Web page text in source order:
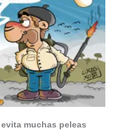
muchas peleas